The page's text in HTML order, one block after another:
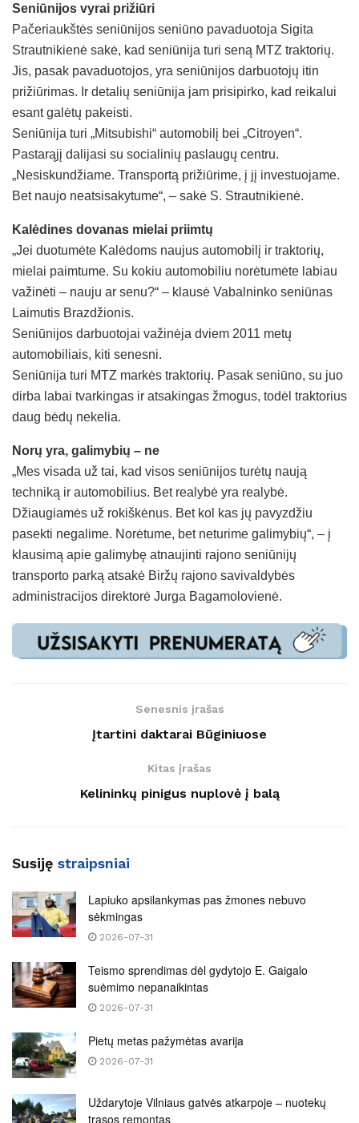
Seniūnijos vyrai prižiūri
Pačeriaukštės seniūnijos seniūno pavaduotoja Sigita
Strautnikienė sakė, kad seniūnija turi seną MTZ traktorių.
Jis, pasak pavaduotojos, yra seniūnijos darbuotojų itin
prižiūrimas. Ir detalių seniūnija jam prisipirko, kad reikalui
esant galėtų pakeisti.
Seniūnija turi „Mitsubishi“ automobilį bei „Citroyen“.
Pastarąjį dalijasi su socialinių paslaugų centru.
„Nesiskundžiame. Transportą prižiūrime, į jį investuojame.
Bet naujo neatsisakytume“, – sakė S. Strautnikienė.
Kalėdines dovanas mielai priimtų
„Jei duotumėte Kalėdoms naujus automobilį ir traktorių,
mielai paimtume. Su kokiu automobiliu norėtumėte labiau
važinėti – nauju ar senu?“ – klausė Vabalninko seniūnas
Laimutis Brazdžionis.
Seniūnijos darbuotojai važinėja dviem 2011 metų
automobiliais, kiti senesni.
Seniūnija turi MTZ markės traktorių. Pasak seniūno, su juo
dirba labai tvarkingas ir atsakingas žmogus, todėl traktorius
daug bėdų nekelia.
Norų yra, galimybių – ne
„Mes visada už tai, kad visos seniūnijos turėtų naują
techniką ir automobilius. Bet realybė yra realybė.
Džiaugiamės už rokiškėnus. Bet kol kas jų pavyzdžiu
pasekti negalime. Norėtume, bet neturime galimybių“, – į
klausimą apie galimybę atnaujinti rajono seniūnijų
transporto parką atsakė Biržų rajono savivaldybės
administracijos direktorė Jurga Bagamolovienė.
Senesnis įrašas
Įtartini daktarai Būginiuose
Kitas įrašas
Kelininkų pinigus nuplovė į balą
Susiję straipsniai
Lapiuko apsilankymas pas žmones nebuvo
sėkmingas
2026-07-31
Teismo sprendimas dėl gydytojo E. Gaigalo
suėmimo nepanaikintas
2026-07-31
Pietų metas pažymėtas avarija
2026-07-31
Uždarytoje Vilniaus gatvės atkarpoje – nuotekų
trasos remontas